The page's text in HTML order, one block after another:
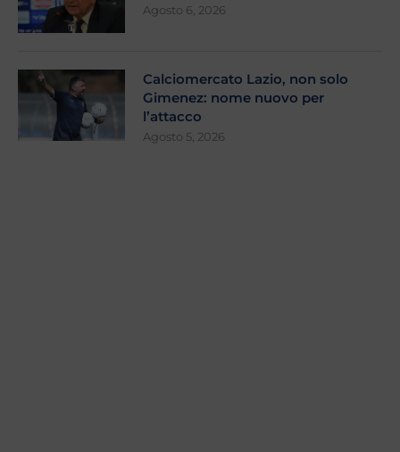
Agosto 6, 2026
Calciomercato Lazio, non solo
Gimenez: nome nuovo per
l’attacco
Agosto 5, 2026